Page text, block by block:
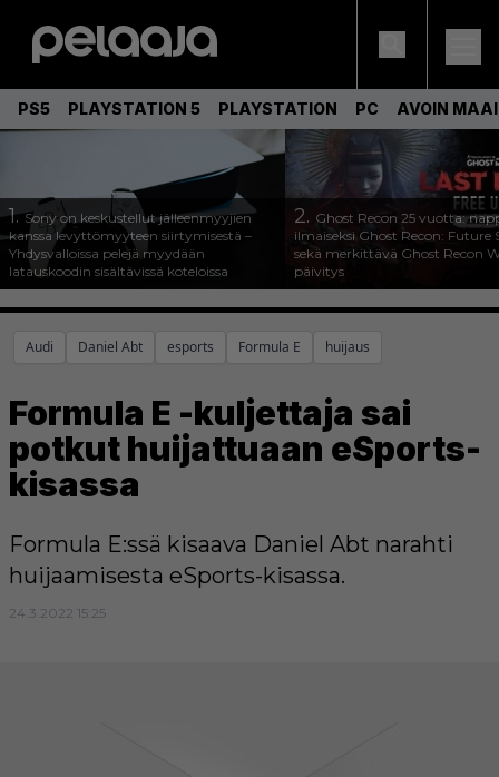
PS5 PLAYSTATION 5 PLAYSTATION PC AVOIN
1.Sony on keskustellut jälleenmyyjien
kanssa levyttömyyteen siirtymisestä –
Yhdysvalloissa pelejä myydään
latauskoodin sisältävissä koteloissa
2. Ghost Recon 25 vuotta:
ilmaiseksi Ghost Recon: Future
sekä merkittävä Ghost Recon
päivitys
Audi Daniel Abt esports Formula E huijaus
Formula E -kuljettaja sai
potkut huijattuaan eSports-
kisassa
Formula E:ssä kisaava Daniel Abt narahti
huijaamisesta eSports-kisassa.
24.3.2022 15:25